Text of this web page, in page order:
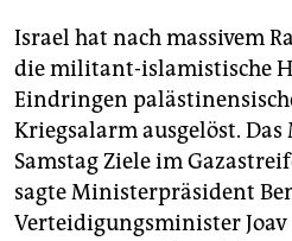
Israel hat nach massivem
die militant-islamistische
Eindringen
Kriegsalarm ausgelöst.
Samstag Ziele im
sagte Ministerpräsident
Verteidigungsminister